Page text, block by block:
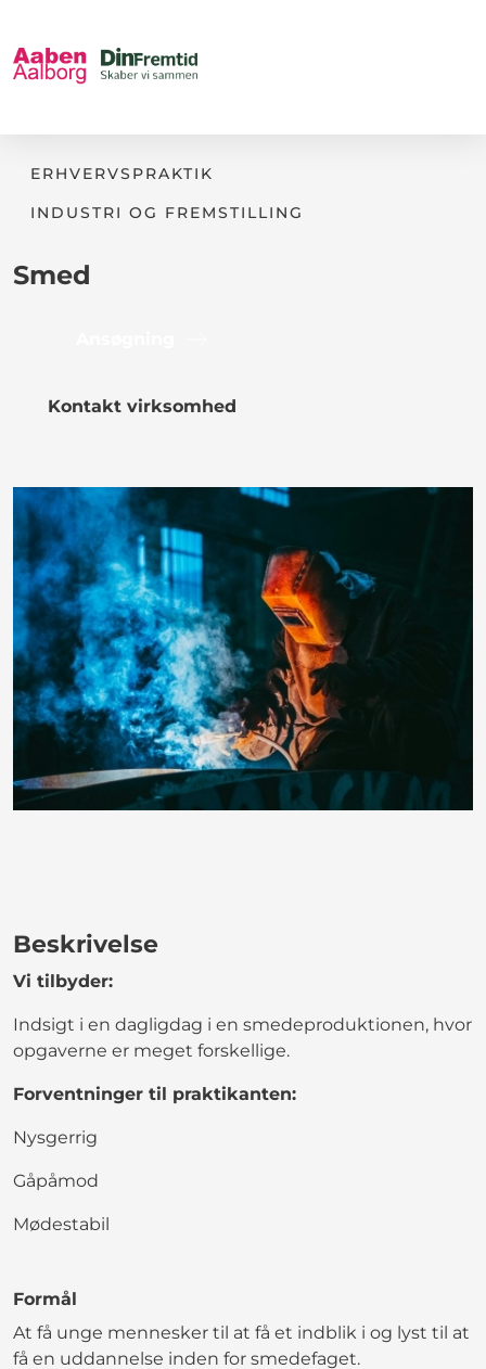
ERHVERVSPRAKTIK
INDUSTRI OG FREMSTILLING
Smed
Kontakt virksomhed
Beskrivelse
Vi tilbyder:
Indsigt i en dagligdag i en smedeproduktionen, hvor
opgaverne er meget forskellige.
Forventninger til praktikanten:
Nysgerrig
Gåpåmod
Mødestabil
Formål
At få unge mennesker til at få et indblik i og lyst til at
få en uddannelse inden for smedefaget.